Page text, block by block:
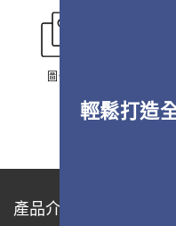
圖像專區
產品介紹
輕鬆打造